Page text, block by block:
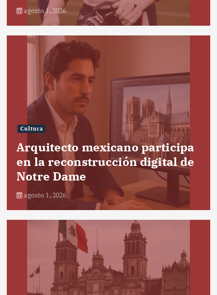
agosto 1, 2026
Cultura
Arquitecto mexicano participa
en la reconstrucción digital de
Notre Dame
agosto 1, 2026